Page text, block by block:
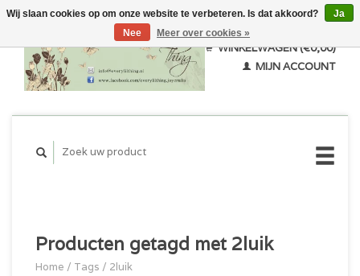
WINKELWAGEN (€0,00)
MIJN ACCOUNT
Producten getagd met 2luik
Home / Tags / 2luik
Wij slaan cookies op om onze website te verbeteren. Is dat akkoord?
Ja
Nee
Meer over cookies »